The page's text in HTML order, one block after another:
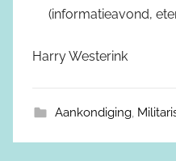
(informatieavond,
Harry Westerink
Aankondiging,